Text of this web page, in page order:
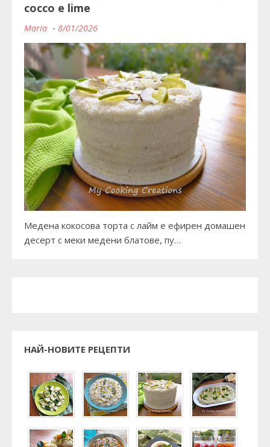
cocco e lime
Maria 8/01/2026
Медена кокосова торта с лайм е ефирен домашен
десерт с меки медени блатове, пу…
НАЙ-НОВИТЕ РЕЦЕПТИ